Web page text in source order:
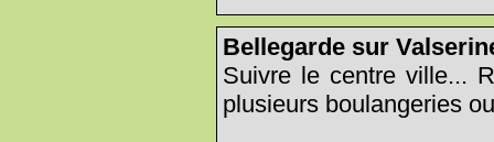
Bellegarde sur
Suivre le centre ville...
plusieurs boulangeries